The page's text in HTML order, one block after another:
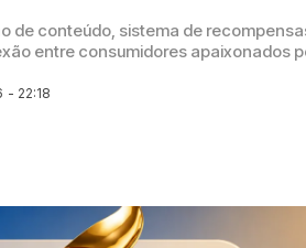
de conteúdo, sistema de
entre consumidores apaixonados
- 22:18